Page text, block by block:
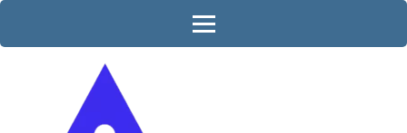
Aller
contenu